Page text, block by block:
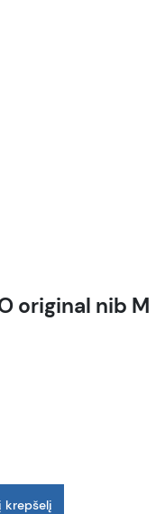
original nib M
krepšelį